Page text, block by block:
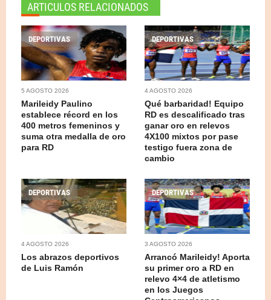
ARTICULOS RELACIONADOS
DEPORTIVAS
5 AGOSTO 2026
Marileidy Paulino
establece récord en los
400 metros femeninos y
suma otra medalla de oro
para RD
DEPORTIVAS
4 AGOSTO 2026
Qué barbaridad! Equipo
RD es descalificado tras
ganar oro en relevos
4X100 mixtos por pase
testigo fuera zona de
cambio
DEPORTIVAS
4 AGOSTO 2026
Los abrazos deportivos
de Luis Ramón
DEPORTIVAS
3 AGOSTO 2026
Arrancó Marileidy! Aporta
su primer oro a RD en
relevo 4×4 de atletismo
en los Juegos